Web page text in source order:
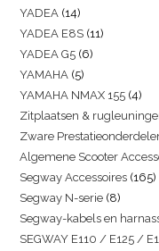
YADEA 14
YADEA E8S 11
YADEA G5 6
YAMAHA 5
YAMAHA NMAX 155 4
Zitplaatsen &
Zware
Algemene Scooter
Segway Accessoires 165
Segway N-serie 8
Segway-kabels en
SEGWAY E110 / E125 /